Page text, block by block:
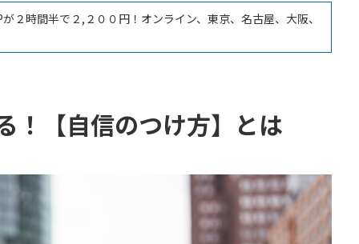
２時間半で２,２００円！オンライン、東京、名古屋、大阪、
！【自信のつけ方】とは